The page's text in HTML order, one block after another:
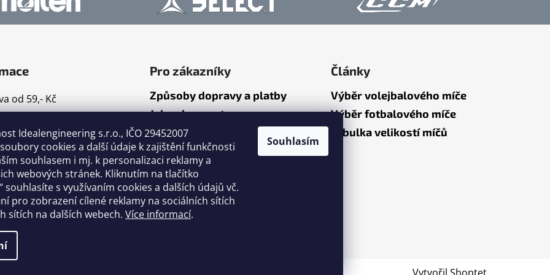
Idealengineering s.r.o., IČO 29452007
cookies a další údaje k zajištění funkčnosti
souhlasem i mj. k personalizaci reklamy a
webových stránek. Kliknutím na tlačítko
souhlasíte s využívaním cookies a dalších údajů vč.
pro zobrazení cílené reklamy na sociálních sítích
sítích na dalších webech. Více informací.
Souhlasím
od 59,- Kč
podmínky
řád
ochrany osobních
Pro zákazníky
Způsoby dopravy a platby
Jak nakupovat
Články
Výběr volejbalového míče
Výběr fotbalového míče
Tabulka velikostí míčů